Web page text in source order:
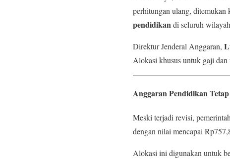
perhitungan ulang, ditemukan
pendidikan di seluruh
Direktur Jenderal Anggaran,
Alokasi khusus untuk gaji
Anggaran Pendidikan
Meski terjadi revisi,
dengan nilai mencapai
Alokasi ini digunakan untuk